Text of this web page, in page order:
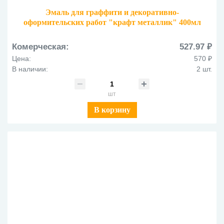
Эмаль для граффити и декоративно-
оформительских работ "крафт металлик" 400мл
Комерческая: 527.97 ₽
Цена:
570 ₽
В наличии:
2 шт.
шт
В корзину